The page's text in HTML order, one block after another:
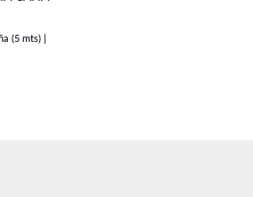
(5 mts) |